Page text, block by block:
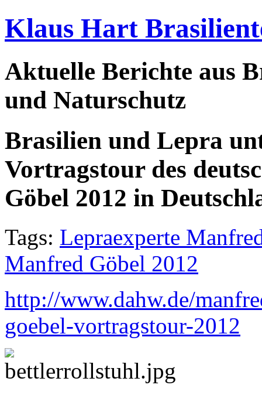
Klaus Hart
Aktuelle Berichte aus
und Naturschutz
Brasilien und Lepra
Vortragstour des
Göbel 2012 in
Tags: Lepraexperte
Manfred Göbel 2012
http://www.dahw.de/
goebel-vortragstour-2012